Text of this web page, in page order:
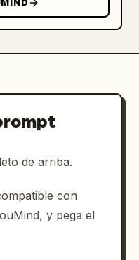
de arriba.
con
y pega el